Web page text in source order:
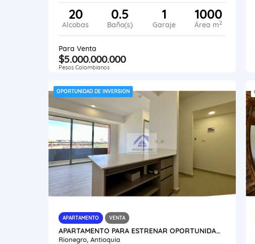
20
Alcobas
0.5
Baño(s)
1
Garaje
1000
Área m2
Para Venta
$5.000.000.000
Pesos Colombianos
OPORTUNIDAD DE INVERSION
APARTAMENTO VENTA
APARTAMENTO PARA ESTRENAR OPORTUNIDAD DE INVERSIÓN SECTOR EXCLUSIVO
Rionegro, Antioquia